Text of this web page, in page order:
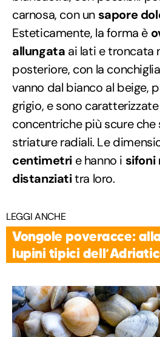
carnosa, con un sapore
Esteticamente, la forma è
allungata ai lati e troncata
posteriore, con la
vanno dal bianco al beige,
grigio, e sono
concentriche più scure
striature radiali. Le
centimetri e hanno i sifoni
distanziatitra loro.
LEGGI ANCHE
Vongole poveracce:
lupini tipici